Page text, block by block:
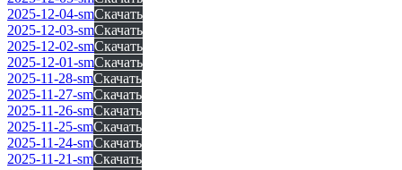
2025-12-04-smСкачать
2025-12-03-smСкачать
2025-12-02-smСкачать
2025-12-01-smСкачать
2025-11-28-smСкачать
2025-11-27-smСкачать
2025-11-26-smСкачать
2025-11-25-smСкачать
2025-11-24-smСкачать
2025-11-21-smСкачать